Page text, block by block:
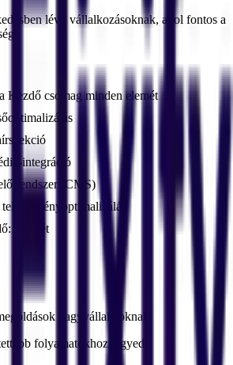
lévő vállalkozásoknak, ahol fontos a
a Kezdő csomag minden elemét
integráció
rendszer (CMS)
teljesítményoptimalizálás
1-2 hét
nagyvállalatoknak.
folyamatokhoz, egyedi